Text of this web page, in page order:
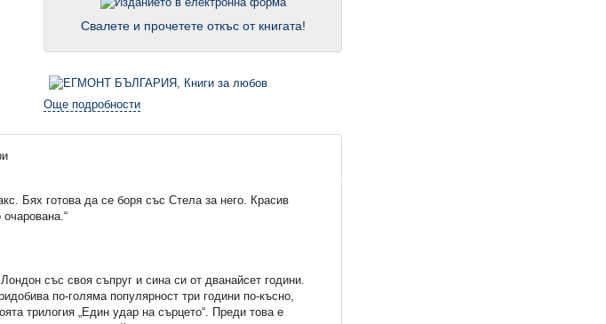
Свалете и прочетете откъс от книгата!
Още подробности
Бях готова да се боря със Стела за него. Красив
със своя съпруг и сина си от дванайсет години.
по-голяма популярност три години по-късно,
трилогия „Един удар на сърцето“. Преди това е